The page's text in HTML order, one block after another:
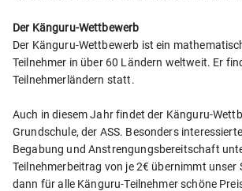
Der Känguru-Wettbewerb
Der Känguru-Wettbewerb ist ein
Teilnehmer in über 60 Ländern weltweit. Er
Teilnehmerländern statt.
Auch in diesem Jahr findet der Känguru-
Grundschule, der ASS. Besonders
Begabung und Anstrengungsbereitschaft
Teilnehmerbeitrag von je 2€ übernimmt
dann für alle Känguru-Teilnehmer schöne